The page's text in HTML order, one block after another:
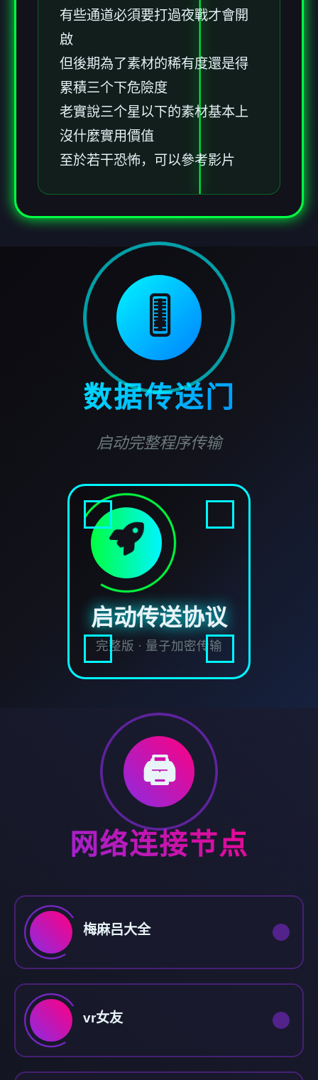
有些通道必須要打過夜戰才會開
啟
但後期為了素材的稀有度還是得
累積三个下危險度
老實說三个星以下的素材基本上
沒什麼實用價值
至於若干恐怖，可以參考影片
🎚️
数据传送门
启动完整程序传输
启动传送协议
完整版 · 量子加密传输
🖨️
网络连接节点
梅麻吕大全
vr女友